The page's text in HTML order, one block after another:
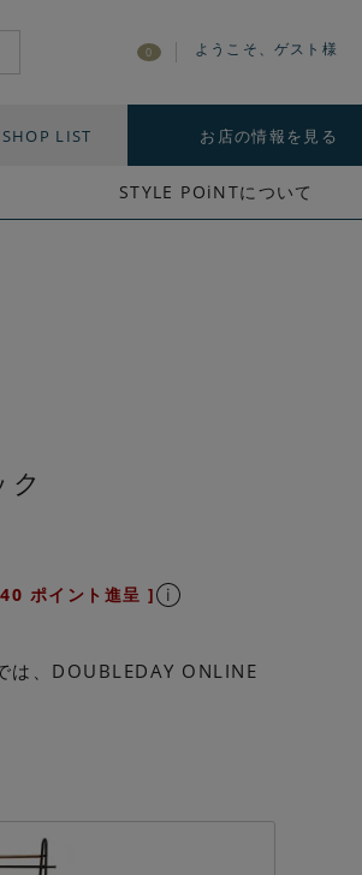
0 ようこそ、ゲスト様
SHOP LIST お店の情報を見る
STYLE POiNTについて
ポイント進呈 ]
は、DOUBLEDAY ONLINE